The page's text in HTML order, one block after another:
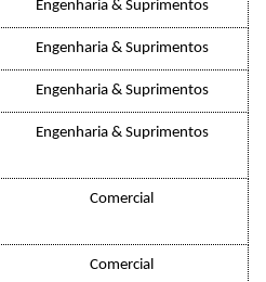
Engenharia & Suprimentos
Engenharia & Suprimentos
Engenharia & Suprimentos
Engenharia & Suprimentos
Comercial
Comercial